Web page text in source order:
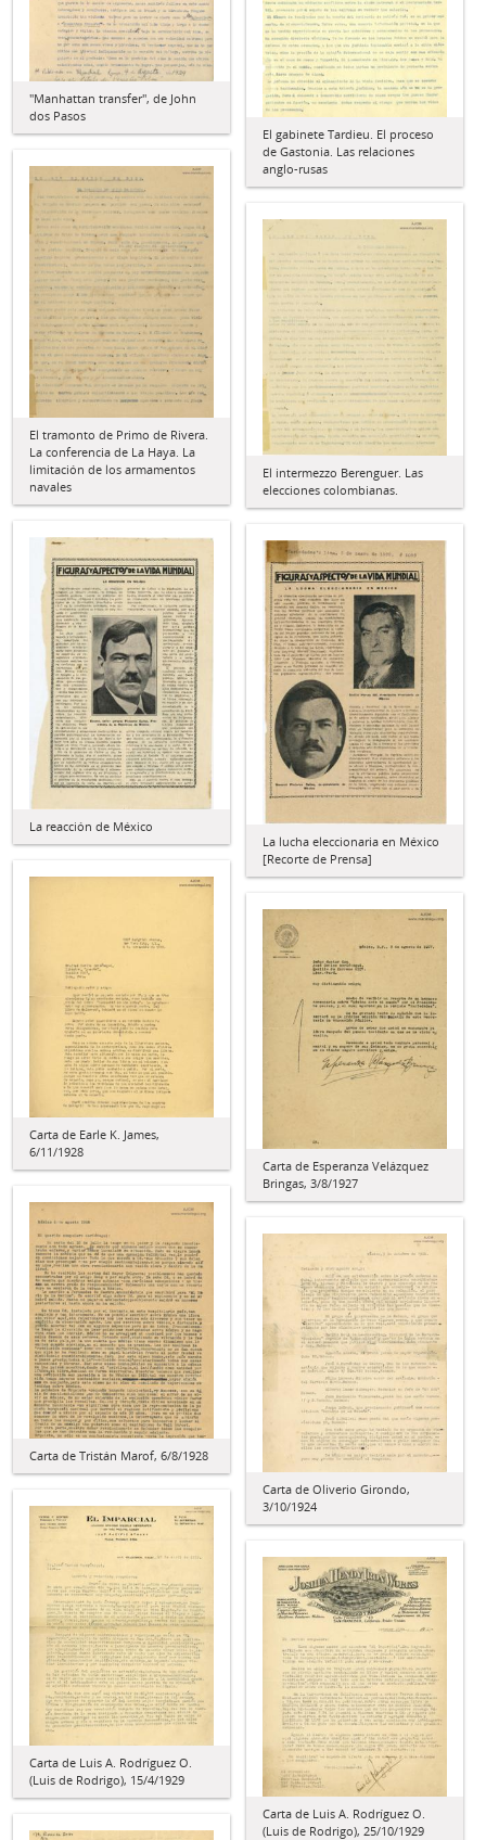
"Manhattan transfer", de John
dos Pasos
El gabinete Tardieu. El proceso
de Gastonia. Las relaciones
anglo-rusas
El tramonto de Primo de Rivera.
La conferencia de La Haya. La
limitación de los armamentos
navales
El intermezzo Berenguer. Las
elecciones colombianas.
La reacción de México
La lucha eleccionaria en México
[Recorte de Prensa]
Carta de Earle K. James,
6/11/1928
Carta de Esperanza Velázquez
Bringas, 3/8/1927
Carta de Tristán Marof, 6/8/1928
Carta de Oliverio Girondo,
3/10/1924
Carta de Luis A. Rodríguez O.
(Luis de Rodrigo), 15/4/1929
Carta de Luis A. Rodríguez O.
(Luis de Rodrigo), 25/10/1929